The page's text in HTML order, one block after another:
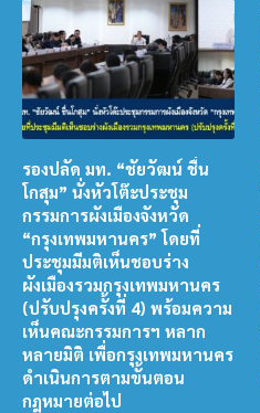
รองปลัด มท. “ชัยวัฒน์ ชื่น
โกสุม” นั่งหัวโต๊ะประชุม
กรรมการผังเมืองจังหวัด
“กรุงเทพมหานคร” โดยที่
ประชุมมีมติเห็นชอบร่าง
ผังเมืองรวมกรุงเทพมหานคร
(ปรับปรุงครั้งที่ 4) พร้อมความ
เห็นคณะกรรมการฯ หลาก
หลายมิติ เพื่อกรุงเทพมหานคร
ดำเนินการตามขั้นตอน
กฎหมายต่อไป